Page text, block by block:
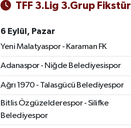
TFF 3.Lig 3.Grup Fikstür
6 Eylül, Pazar
Yeni Malatyaspor - Karaman FK
Adanaspor - Niğde Belediyesispor
Ağrı 1970 - Talasgücü Belediyespor
Bitlis Özgüzelderespor - Silifke
Belediyespor